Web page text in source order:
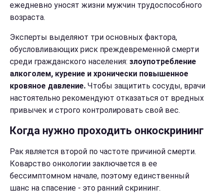
ежедневно уносят жизни мужчин трудоспособного
возраста.
Эксперты выделяют три основных фактора,
обусловливающих риск преждевременной смерти
среди гражданского населения: злоупотребление
алкоголем, курение и хронически повышенное
кровяное давление. Чтобы защитить сосуды, врачи
настоятельно рекомендуют отказаться от вредных
привычек и строго контролировать свой вес.
Когда нужно проходить онкоскрининг
Рак является второй по частоте причиной смерти.
Коварство онкологии заключается в ее
бессимптомном начале, поэтому единственный
шанс на спасение - это ранний скрининг.